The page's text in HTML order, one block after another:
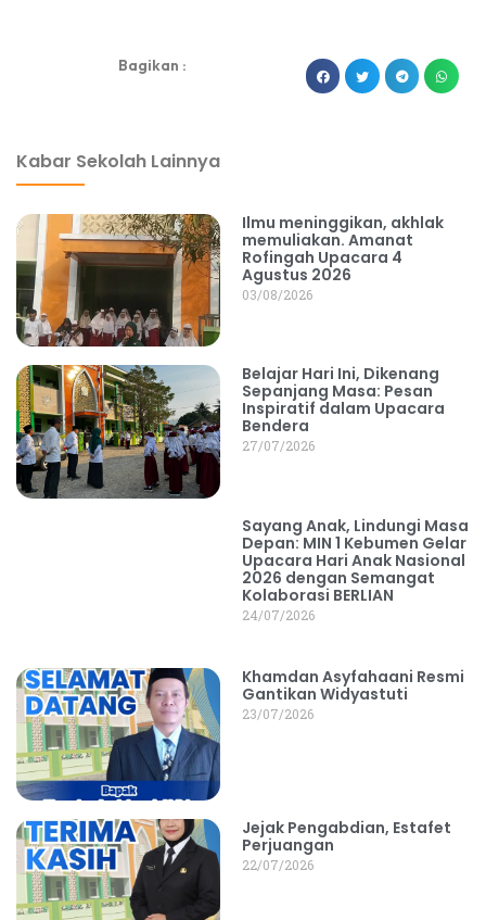
Bagikan :
Kabar Sekolah Lainnya
Ilmu meninggikan, akhlak
memuliakan. Amanat
Rofingah Upacara 4
Agustus 2026
03/08/2026
Belajar Hari Ini, Dikenang
Sepanjang Masa: Pesan
Inspiratif dalam Upacara
Bendera
27/07/2026
Sayang Anak, Lindungi Masa
Depan: MIN 1 Kebumen Gelar
Upacara Hari Anak Nasional
2026 dengan Semangat
Kolaborasi BERLIAN
24/07/2026
Khamdan Asyfahaani Resmi
Gantikan Widyastuti
23/07/2026
Jejak Pengabdian, Estafet
Perjuangan
22/07/2026